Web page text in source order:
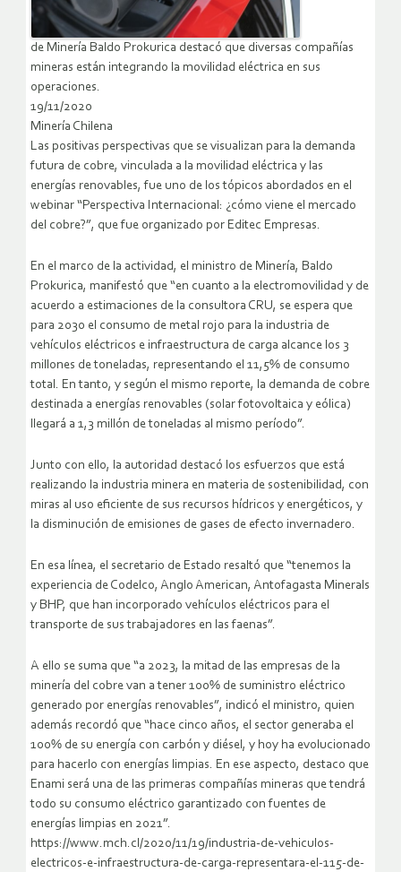
de Minería Baldo Prokurica destacó que diversas compañías
mineras están integrando la movilidad eléctrica en sus
operaciones.
19/11/2020
Minería Chilena
Las positivas perspectivas que se visualizan para la demanda
futura de cobre, vinculada a la movilidad eléctrica y las
energías renovables, fue uno de los tópicos abordados en el
webinar “Perspectiva Internacional: ¿cómo viene el mercado
del cobre?”, que fue organizado por Editec Empresas.
En el marco de la actividad, el ministro de Minería, Baldo
Prokurica, manifestó que “en cuanto a la electromovilidad y de
acuerdo a estimaciones de la consultora CRU, se espera que
para 2030 el consumo de metal rojo para la industria de
vehículos eléctricos e infraestructura de carga alcance los 3
millones de toneladas, representando el 11,5% de consumo
total. En tanto, y según el mismo reporte, la demanda de cobre
destinada a energías renovables (solar fotovoltaica y eólica)
llegará a 1,3 millón de toneladas al mismo período”.
Junto con ello, la autoridad destacó los esfuerzos que está
realizando la industria minera en materia de sostenibilidad, con
miras al uso eficiente de sus recursos hídricos y energéticos, y
la disminución de emisiones de gases de efecto invernadero.
En esa línea, el secretario de Estado resaltó que “tenemos la
experiencia de Codelco, Anglo American, Antofagasta Minerals
y BHP, que han incorporado vehículos eléctricos para el
transporte de sus trabajadores en las faenas”.
A ello se suma que “a 2023, la mitad de las empresas de la
minería del cobre van a tener 100% de suministro eléctrico
generado por energías renovables”, indicó el ministro, quien
además recordó que “hace cinco años, el sector generaba el
100% de su energía con carbón y diésel, y hoy ha evolucionado
para hacerlo con energías limpias. En ese aspecto, destaco que
Enami será una de las primeras compañías mineras que tendrá
todo su consumo eléctrico garantizado con fuentes de
energías limpias en 2021”.
https://www.mch.cl/2020/11/19/industria-de-vehiculos-
electricos-e-infraestructura-de-carga-representara-el-115-de-